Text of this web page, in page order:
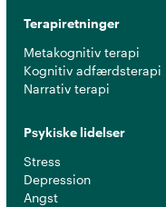
Terapiretninger
Metakognitiv terapi
Kognitiv adfærdsterapi
Narrativ terapi
Psykiske lidelser
Stress
Depression
Angst